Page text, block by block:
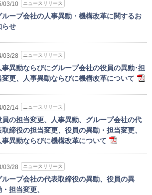
03/10 ニュースリリース
ループ会社の人事異動・機構改革に関するお
らせ
03/28 ニュースリリース
事異動ならびにグループ会社の役員の異動･担
変更、人事異動ならびに機構改革について
02/14 ニュースリリース
員の担当変更、人事異動、グループ会社の代
取締役の担当変更、役員の異動・担当変更、
事異動ならびに機構改革について
03/28 ニュースリリース
ループ会社の代表取締役の異動、役員の異
・担当変更、